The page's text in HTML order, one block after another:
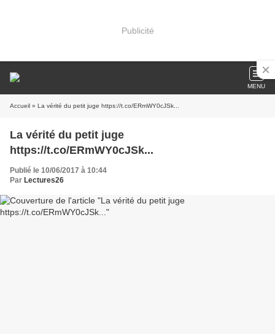
Publicité
MENU
Accueil » La vérité du petit juge https://t.co/ERmWY0cJSk...
La vérité du petit juge
https://t.co/ERmWY0cJSk...
Publié le 10/06/2017 à 10:44
Par Lectures26